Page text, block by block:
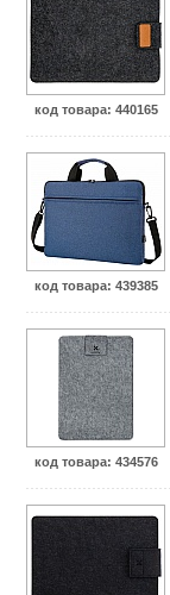
код товара: 440165
код товара: 439385
код товара: 434576